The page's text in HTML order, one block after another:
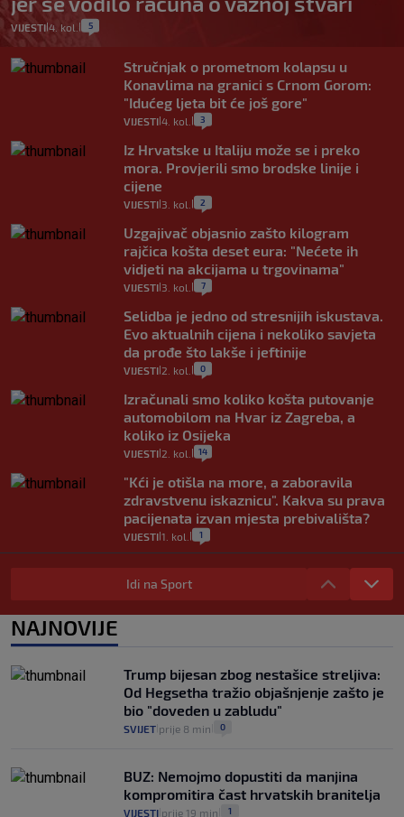
VIJESTI|4. kol. 5
Stručnjak o prometnom kolapsu u
Konavlima na granici s Crnom Gorom:
"Idućeg ljeta bit će još gore"
VIJESTI 4. kol. 3
Iz Hrvatske u Italiju može se i preko
mora. Provjerili smo brodske linije i
cijene
VIJESTI 3. kol. 2
Uzgajivač objasnio zašto kilogram
rajčica košta deset eura: "Nećete ih
vidjeti na akcijama u trgovinama"
VIJESTI 3. kol. 7
Selidba je jedno od stresnijih iskustava.
Evo aktualnih cijena i nekoliko savjeta
da prođe što lakše i jeftinije
VIJESTI 2. kol. 0
Izračunali smo koliko košta putovanje
automobilom na Hvar iz Zagreba, a
koliko iz Osijeka
VIJESTI 2. kol. 14
"Kći je otišla na more, a zaboravila
zdravstvenu iskaznicu". Kakva su prava
pacijenata izvan mjesta prebivališta?
VIJESTI 1. kol. 1
Provjerili smo "što ćemo onda" ako
Plenković na 15 dana ukine mjere: "Ne bi
se dogodilo ništa. Vlada se zaljubila u te
intervencije"
Analitičar o Mostu: Oni su u yin-yang
poziciji i imaju drugog najpoznatijeg
bravara u povijesti Hrvatske
16
Idi na Sport
NAJNOVIJE
Trump bijesan zbog nestašice streljiva:
Od Hegsetha tražio objašnjenje zašto je
bio "doveden u zabludu"
SVIJET prije 8 min 0
BUZ: Nemojmo dopustiti da manjina
kompromitira čast hrvatskih branitelja
VIJESTI prije 19 min 1